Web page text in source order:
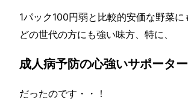
1パック100円弱と比較的安価な野菜に
どの世代の方にも強い味方、特に、
成人病予防の心強いサポーター
だったのです・・！